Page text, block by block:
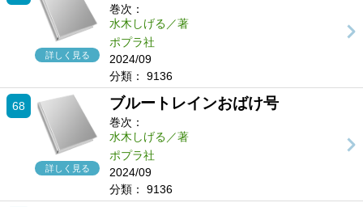
詳しく見る
巻次：
水木しげる／著
ポプラ社
2024/09
分類：
9136
68
詳しく見る
ブルートレインおばけ号
巻次：
水木しげる／著
ポプラ社
2024/09
分類：
9136